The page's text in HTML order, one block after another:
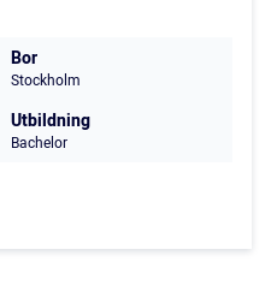
Bor
Stockholm
Utbildning
Bachelor